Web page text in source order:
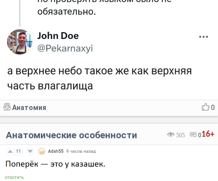
0
Анатомия
16+
505 0
Анатомические особенности